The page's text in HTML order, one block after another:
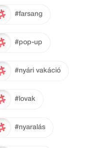
#farsang
#pop-up
#nyári vakáció
#lovak
#nyaralás